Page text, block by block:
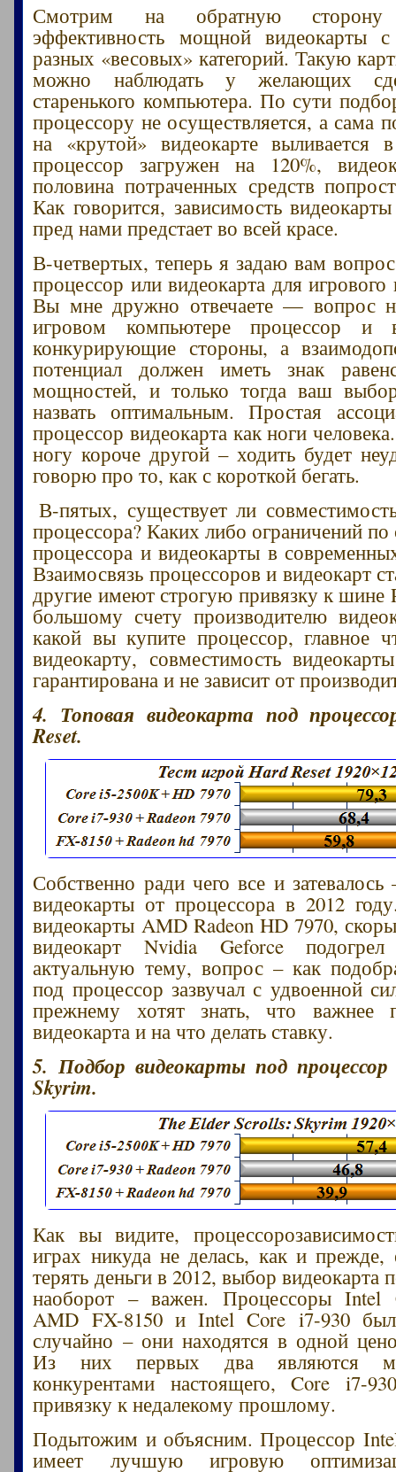
Смотрим на обратную
эффективность мощной видеокарты с
разных «весовых» категорий. Такую
можно наблюдать у желающих
старенького компьютера. По сути
процессору не осуществляется, а сама
на «крутой» видеокарте выливается
процессор загружен на 120%,
половина потраченных средств
Как говорится, зависимость
пред нами предстает во всей красе.
В-четвертых, теперь я задаю вам
процессор или видеокарта для
Вы мне дружно отвечаете — вопрос
игровом компьютере процессор и
конкурирующие стороны, а
потенциал должен иметь знак
мощностей, и только тогда ваш
назвать оптимальным. Простая
процессор видеокарта как ноги
ногу короче другой – ходить будет
говорю про то, как с короткой бегать.
В-пятых, существует ли
процессора? Каких либо ограничений
процессора и видеокарты в
Взаимосвязь процессоров и видеокарт
другие имеют строгую привязку к шине
большому счету производителю
какой вы купите процессор, главное
видеокарту, совместимость
гарантирована и не зависит от
4. Топовая видеокарта под
Reset.
Собственно ради чего все и
видеокарты от процессора в 2012
видеокарты AMD Radeon HD 7970,
видеокарт Nvidia Geforce
актуальную тему, вопрос – как
под процессор зазвучал с удвоенной
прежнему хотят знать, что важнее
видеокарта и на что делать ставку.
5. Подбор видеокарты под
Skyrim.
Как вы видите,
играх никуда не делась, как и прежде,
терять деньги в 2012, выбор видеокарта
наоборот – важен. Процессоры Intel
AMD FX-8150 и Intel Core i7-930
случайно – они находятся в одной
Из них первых два являются
конкурентами настоящего, Core i7-
привязку к недалекому прошлому.
Подытожим и объясним. Процессор
имеет лучшую игровую